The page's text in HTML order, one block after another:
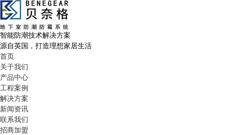
智能防潮技术解决方案
源自英国，打造理想家居生活
首页
关于我们
产品中心
工程案例
解决方案
新闻资讯
联系我们
招商加盟